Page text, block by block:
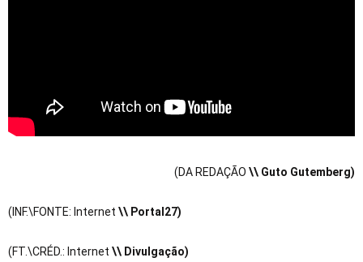
(DA REDAÇÃO \\ Guto Gutemberg)
(INF.\FONTE: Internet \\ Portal27)
(FT.\CRÉD.: Internet \\ Divulgação)